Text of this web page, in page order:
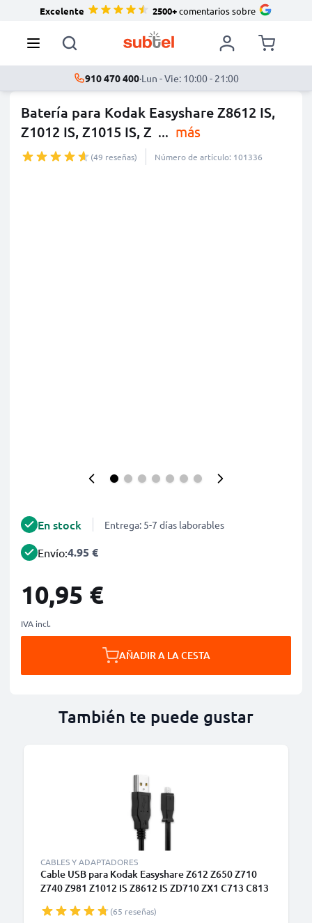
Excelente 2500+comentarios sobre
910 470 400·Lun - Vie: 10:00 - 21:00
Batería para Kodak Easyshare Z8612 IS,
Z1012 IS, Z1015 IS, Z ... más
(49 reseñas) Número de artículo: 101336
En stock Entrega: 5-7 días laborables
Envío:4.95 €
10,95 €
IVA incl.
AÑADIR A LA CESTA
También te puede gustar
CABLES Y ADAPTADORES
Cable USB para Kodak Easyshare Z612 Z650 Z710
Z740 Z981 Z1012 IS Z8612 IS ZD710 ZX1 C713 C813
Datos 1.5m negro PVC
(65 reseñas)